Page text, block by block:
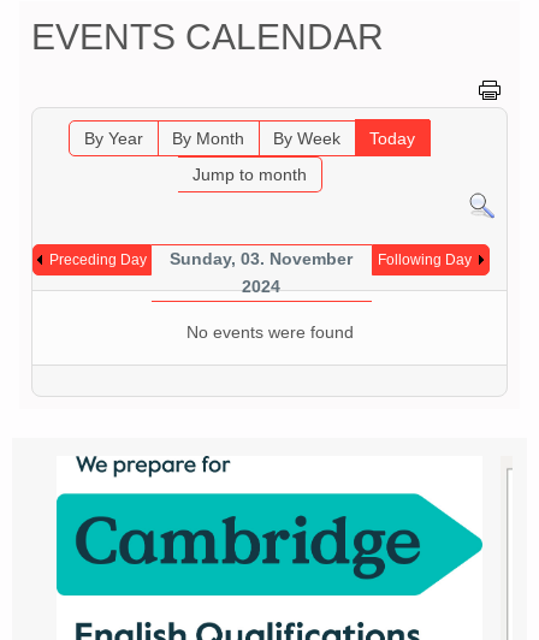
EVENTS CALENDAR
By Year By Month By Week
Today
Jump to month
Preceding Day
Sunday, 03. November
2024
Following Day
No events were found